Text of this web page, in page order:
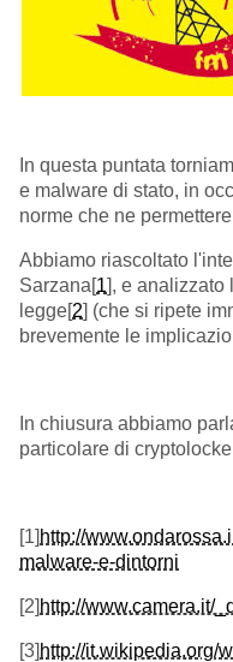
In questa puntata
e malware di stato, in
norme che ne
Abbiamo riascoltato
Sarzana[1], e analizzato
legge[2] (che si ripete
brevemente le
In chiusura abbiamo
particolare di
[1] http://
malware-e-dintorni
[2] http://www.camera.it/
[3] http://it.wikipedia.org/